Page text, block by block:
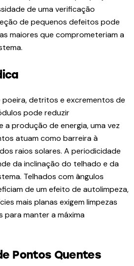
de uma verificação
de pequenos defeitos pode
maiores que comprometeriam a
poeira, detritos e excrementos de
pode reduzir
a produção de energia, uma vez
atuam como barreira à
raios solares. A periodicidade
da inclinação do telhado e da
Telhados com ângulos
de um efeito de autolimpeza,
mais planas exigem limpezas
para manter a máxima
Pontos Quentes